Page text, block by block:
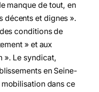
manque de tout, en
décents et dignes ».
conditions de
» et aux
». Le syndicat,
en Seine-
dans ce